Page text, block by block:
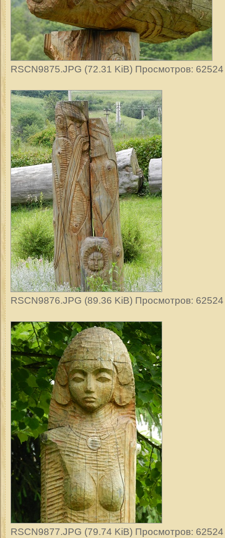
RSCN9875.JPG (72.31 KiB) Просмотров: 62524
RSCN9876.JPG (89.36 KiB) Просмотров: 62524
RSCN9877.JPG (79.74 KiB) Просмотров: 62524